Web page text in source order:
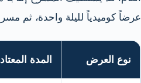
عرضاً كوميدياً لليلة واحدة، ثم
نوع العرض المدة